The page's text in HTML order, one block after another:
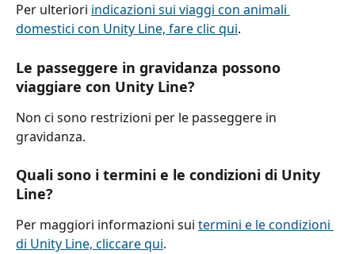
Per ulteriori indicazioni sui viaggi con animali
domestici con Unity Line, fare clic qui.
Le passeggere in gravidanza possono
viaggiare con Unity Line?
Non ci sono restrizioni per le passeggere in
gravidanza.
Quali sono i termini e le condizioni di Unity
Line?
Per maggiori informazioni sui termini e le condizioni
di Unity Line, cliccare qui.